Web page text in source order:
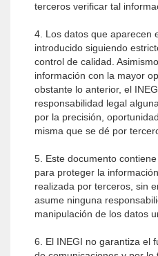
terceros verificar tal
4. Los datos que aparecen
introducido siguiendo
control de calidad.
información con la mayor
obstante lo anterior, el
responsabilidad legal
por la precisión,
misma que se dé por
5. Este documento
para proteger la
realizada por terceros, sin
asume ninguna
manipulación de los datos
6. El INEGI no garantiza el